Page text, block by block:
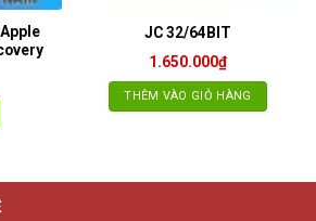
JC 32/64BIT
1.650.000₫
THÊM VÀO GIỎ HÀNG